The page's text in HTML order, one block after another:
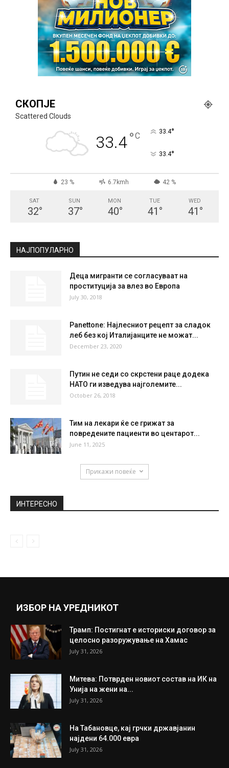
СКОПЈЕ
Scattered Clouds
33.4°C 33.4°
33.4°
23 % 6.7kmh 42 %
SAT
32°
SUN
37°
MON
40°
TUE
41 °
WED
41 °
НАЈПОПУЛАРНО
Деца мигранти се согласуваат на
проституција за влез во Европа
July 30, 2018
Panettone: Најлесниот рецепт за сладок
леб без кој Италијанците не можат...
December 23, 2020
Путин не седи со скрстени раце додека
НАТО ги изведува најголемите...
October 26, 2018
Тим на лекари ќе се грижат за
повредените пациенти во центарот...
June 11, 2025
Прикажи повеќе
ИНТЕРЕСНО
ИЗБОР НА УРЕДНИКОТ
Трамп: Постигнат е историски договор за
целосно разоружување на Хамас
July 31, 2026
Митева: Потврден новиот состав на ИК на
Унија на жени на...
July 31, 2026
На Табановце, кај грчки државјанин
најдени 64.000 евра
July 31, 2026